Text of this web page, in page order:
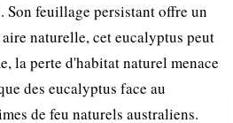
Son feuillage persistant offre un
naturelle, cet eucalyptus peut
la perte d'habitat naturel menace
des eucalyptus face au
de feu naturels australiens.